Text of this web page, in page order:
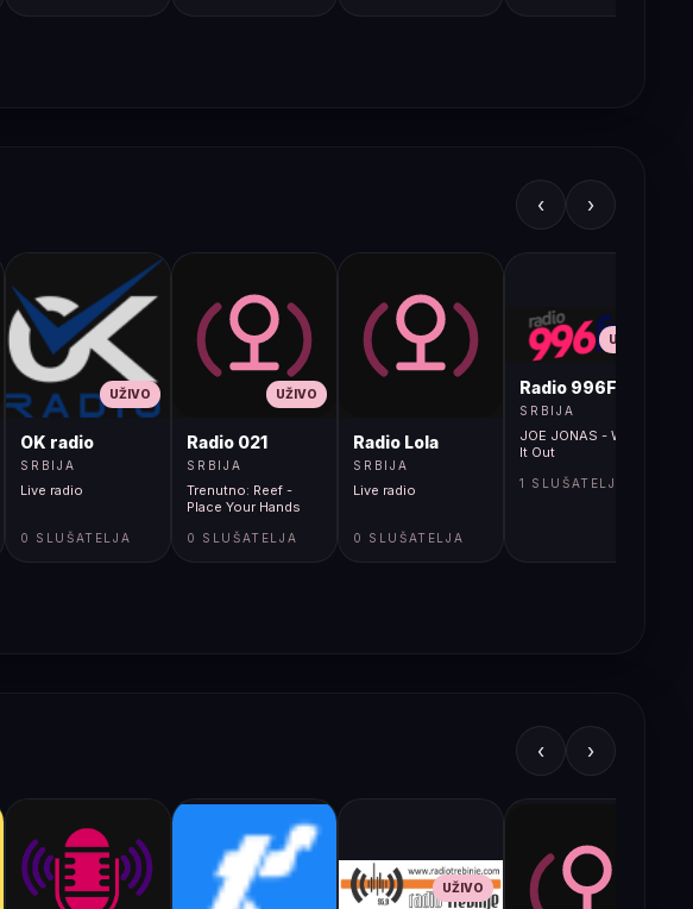
‹ ›
UŽIVO
OK radio
SRBIJA
Live radio
0 SLUŠATELJA
UŽIVO
Radio 021
SRBIJA
Trenutno: Reef -
Place Your Hands
0 SLUŠATELJA
Radio Lola
SRBIJA
Live radio
0 SLUŠATELJA
UŽIVO
Radio 996FM
SRBIJA
JOE JONAS - Work
It Out
1 SLUŠATELJA
‹ ›
UŽIVO